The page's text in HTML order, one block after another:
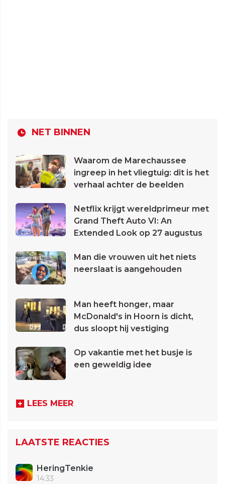
NET BINNEN
Waarom de Marechaussee
ingreep in het vliegtuig: dit is het
verhaal achter de beelden
Netflix krijgt wereldprimeur met
Grand Theft Auto VI: An
Extended Look op 27 augustus
Man die vrouwen uit het niets
neerslaat is aangehouden
Man heeft honger, maar
McDonald's in Hoorn is dicht,
dus sloopt hij vestiging
Op vakantie met het busje is
een geweldig idee
LEES MEER
LAATSTE REACTIES
HeringTenkie
14:33